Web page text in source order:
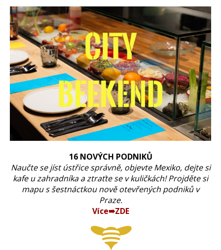
16 NOVÝCH PODNIKŮ
Naučte se jíst ústřice správně, objevte Mexiko, dejte si
kafe u zahradníka a ztraťte se v kuličkách! Projděte si
mapu s šestnáctkou nově otevřených podniků v
Praze.
Více➠ZDE